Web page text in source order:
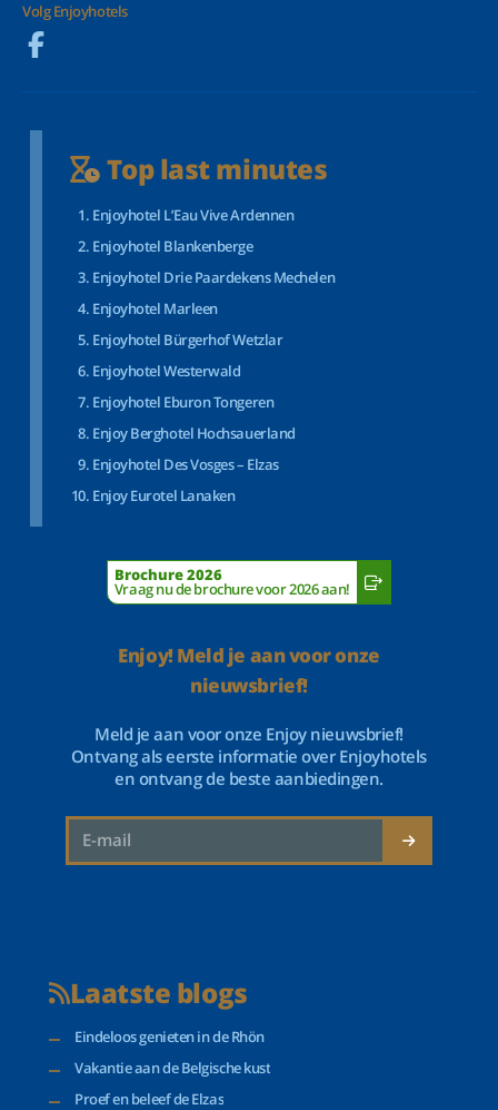
Volg Enjoyhotels
Top last minutes
Enjoyhotel L’Eau Vive Ardennen
Enjoyhotel Blankenberge
Enjoyhotel Drie Paardekens Mechelen
Enjoyhotel Marleen
Enjoyhotel Bürgerhof Wetzlar
Enjoyhotel Westerwald
Enjoyhotel Eburon Tongeren
Enjoy Berghotel Hochsauerland
Enjoyhotel Des Vosges – Elzas
Enjoy Eurotel Lanaken
Brochure 2026
Vraag nu de brochure voor 2026 aan!
Enjoy! Meld je aan voor onze
nieuwsbrief!
Meld je aan voor onze Enjoy nieuwsbrief!
Ontvang als eerste informatie over Enjoyhotels
en ontvang de beste aanbiedingen.
Laatste blogs
Eindeloos genieten in de Rhön
Vakantie aan de Belgische kust
Proef en beleef de Elzas